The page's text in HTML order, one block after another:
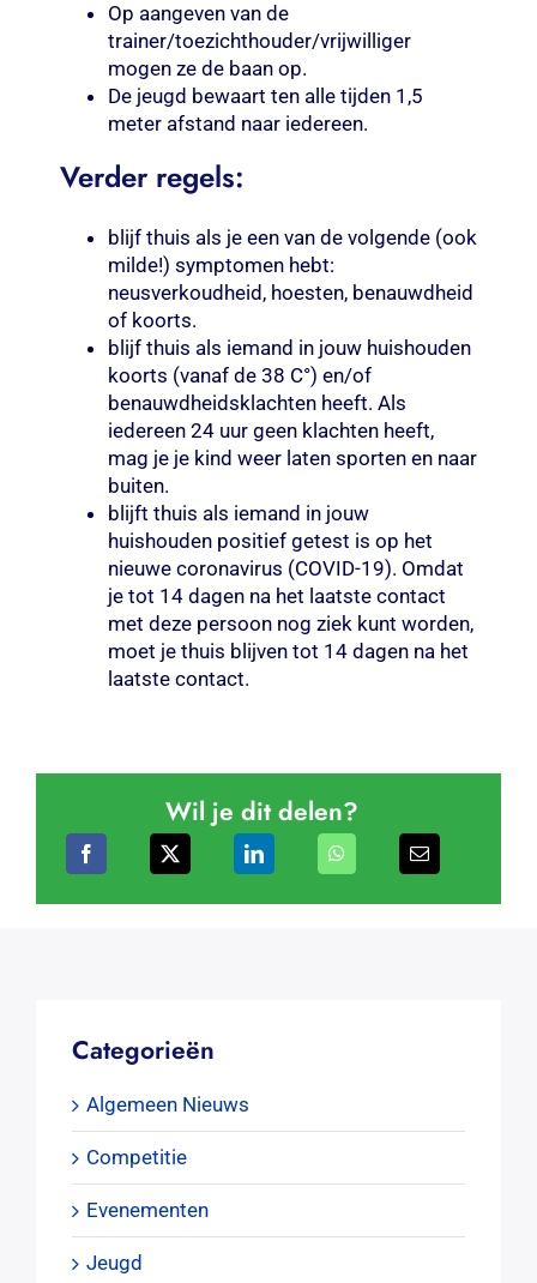
Op aangeven van de
trainer/toezichthouder/vrijwilliger
mogen ze de baan op.
De jeugd bewaart ten alle tijden 1,5
meter afstand naar iedereen.
Verder regels:
blijf thuis als je een van de volgende (ook
milde!) symptomen hebt:
neusverkoudheid, hoesten, benauwdheid
of koorts.
blijf thuis als iemand in jouw huishouden
koorts (vanaf de 38 C°) en/of
benauwdheidsklachten heeft. Als
iedereen 24 uur geen klachten heeft,
mag je je kind weer laten sporten en naar
buiten.
blijft thuis als iemand in jouw
huishouden positief getest is op het
nieuwe coronavirus (COVID-19). Omdat
je tot 14 dagen na het laatste contact
met deze persoon nog ziek kunt worden,
moet je thuis blijven tot 14 dagen na het
laatste contact.
Wil je dit delen?
Categorieën
Algemeen Nieuws
Competitie
Evenementen
Jeugd